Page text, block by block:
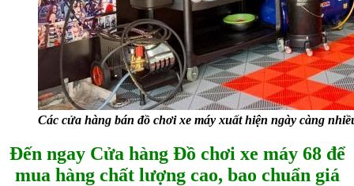
Các cửa hàng bán đồ chơi xe máy xuất hiện ngày càng
Đến ngay Cửa hàng Đồ chơi xe máy 68 để
mua hàng chất lượng cao, bao chuẩn giá